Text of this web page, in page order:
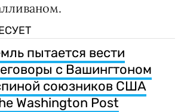
пытается вести
с Вашингтоном
союзников США
Washington Post